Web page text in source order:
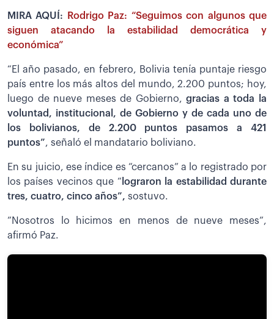
MIRA AQUÍ:
Rodrigo Paz: “Seguimos con algunos que
siguen atacando la estabilidad democrática y
económica”
“El año pasado, en febrero, Bolivia tenía puntaje riesgo
país entre los más altos del mundo, 2.200 puntos; hoy,
luego de nueve meses de Gobierno, gracias a toda la
voluntad, institucional, de Gobierno y de cada uno de
los bolivianos, de 2.200 puntos pasamos a 421
puntos”, señaló el mandatario boliviano.
En su juicio, ese índice es “cercanos” a lo registrado por
los países vecinos que “ lograron la estabilidad durante
tres, cuatro, cinco años”, sostuvo.
”Nosotros lo hicimos en menos de nueve meses”,
afirmó Paz.